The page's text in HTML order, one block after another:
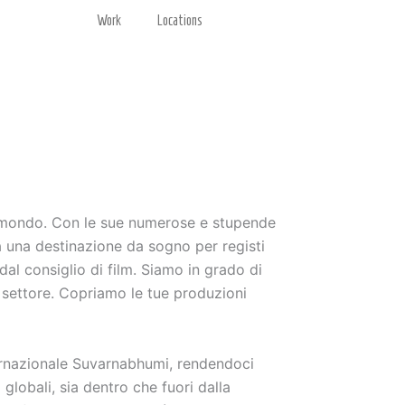
Work Locations
Con le sue numerose e stupende
destinazione da sogno per registi
consiglio di film. Siamo in grado di
Copriamo le tue produzioni
Suvarnabhumi, rendendoci
sia dentro che fuori dalla